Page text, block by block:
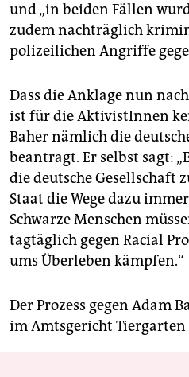
und „in beiden Fällen
zudem nachträglich
polizeilichen Angriffe
Dass die Anklage nun
ist für die AktivistInnen
Baher nämlich die
beantragt. Er selbst sagt:
die deutsche Gesellschaft
Staat die Wege dazu
Schwarze Menschen
tagtäglich gegen Racial
ums Überleben kämpfen.“
Der Prozess gegen Adam
im Amtsgericht Tiergarten